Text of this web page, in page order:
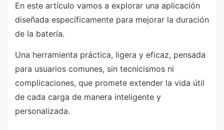
En este artículo vamos a explorar una aplicación
diseñada específicamente para mejorar la duración
de la batería.
Una herramienta práctica, ligera y eficaz, pensada
para usuarios comunes, sin tecnicismos ni
complicaciones, que promete extender la vida útil
de cada carga de manera inteligente y
personalizada.